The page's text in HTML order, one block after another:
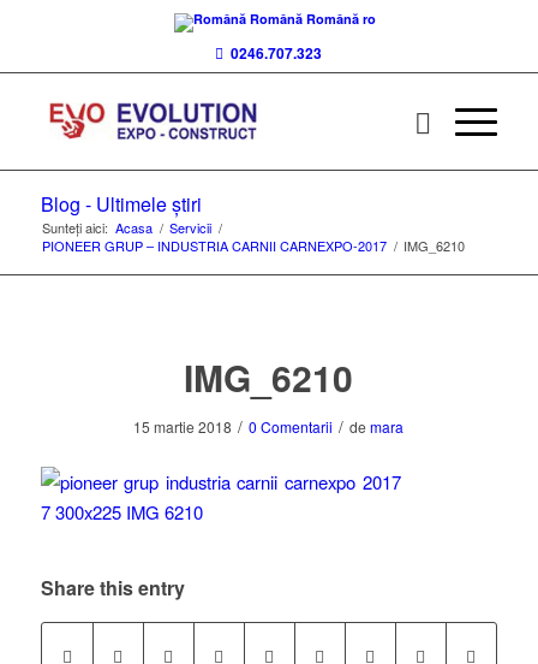
Română Română ro
0246.707.323
Blog - Ultimele știri
Sunteți aici: Acasa / Servicii /
PIONEER GRUP – INDUSTRIA CARNII CARNEXPO-2017 / IMG_6210
IMG_6210
15 martie 2018 / 0 Comentarii / demara
Share this entry